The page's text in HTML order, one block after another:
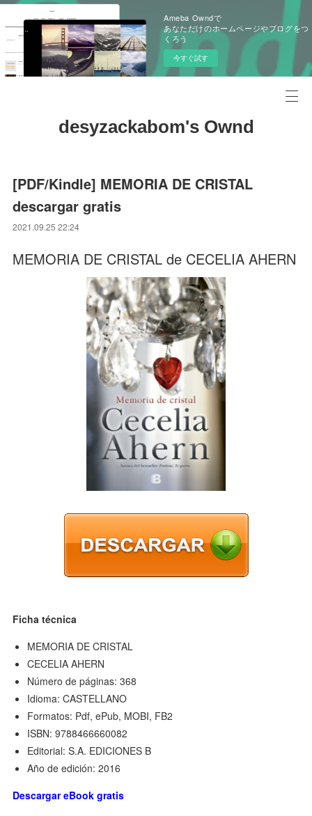
Ameba Owndで
あなただけのホームページやブログをつ
くろう
今すぐ試す
desyzackabom's Ownd
[PDF/Kindle] MEMORIA DE CRISTAL
descargar gratis
2021.09.25 22:24
MEMORIA DE CRISTAL de CECELIA AHERN
Ficha técnica
MEMORIA DE CRISTAL
CECELIA AHERN
Número de páginas: 368
Idioma: CASTELLANO
Formatos: Pdf, ePub, MOBI, FB2
ISBN: 9788466660082
Editorial: S.A. EDICIONES B
Año de edición: 2016
Descargar eBook gratis